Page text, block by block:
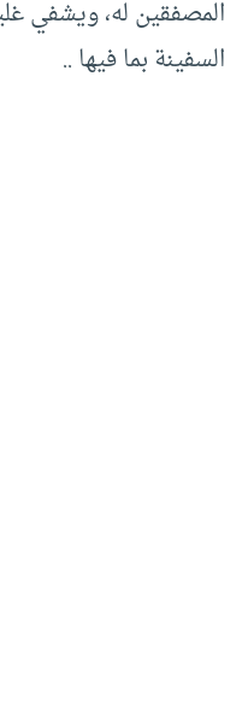
المصفقين له، ويشفي
السفينة بما فيها ..